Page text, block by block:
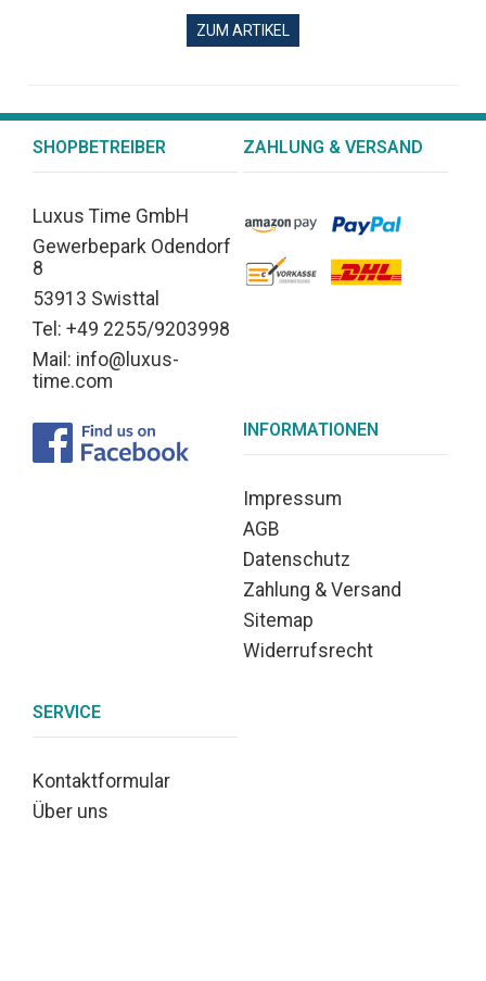
ZUM ARTIKEL
SHOPBETREIBER
Luxus Time GmbH
Gewerbepark Odendorf
8
53913 Swisttal
Tel: +49 2255/9203998
Mail: info@luxus-
time.com
ZAHLUNG & VERSAND
INFORMATIONEN
Impressum
AGB
Datenschutz
Zahlung & Versand
Sitemap
Widerrufsrecht
SERVICE
Kontaktformular
Über uns